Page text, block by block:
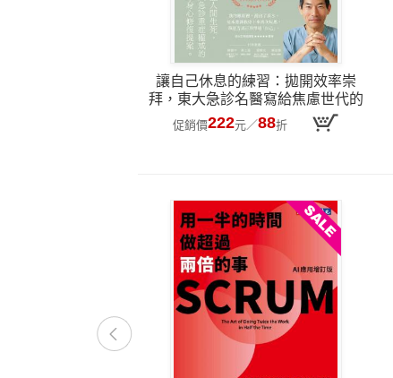
讓自己休息的練習：拋開效率崇
拜，東大急診名醫寫給焦慮世代的
心靈指南
促銷價222元／88折